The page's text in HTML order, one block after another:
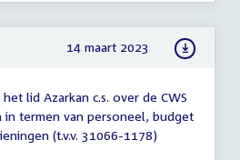
14 maart 2023
lid Azarkan c.s. over de CWS
termen van personeel, budget
(t.v.v. 31066-1178)